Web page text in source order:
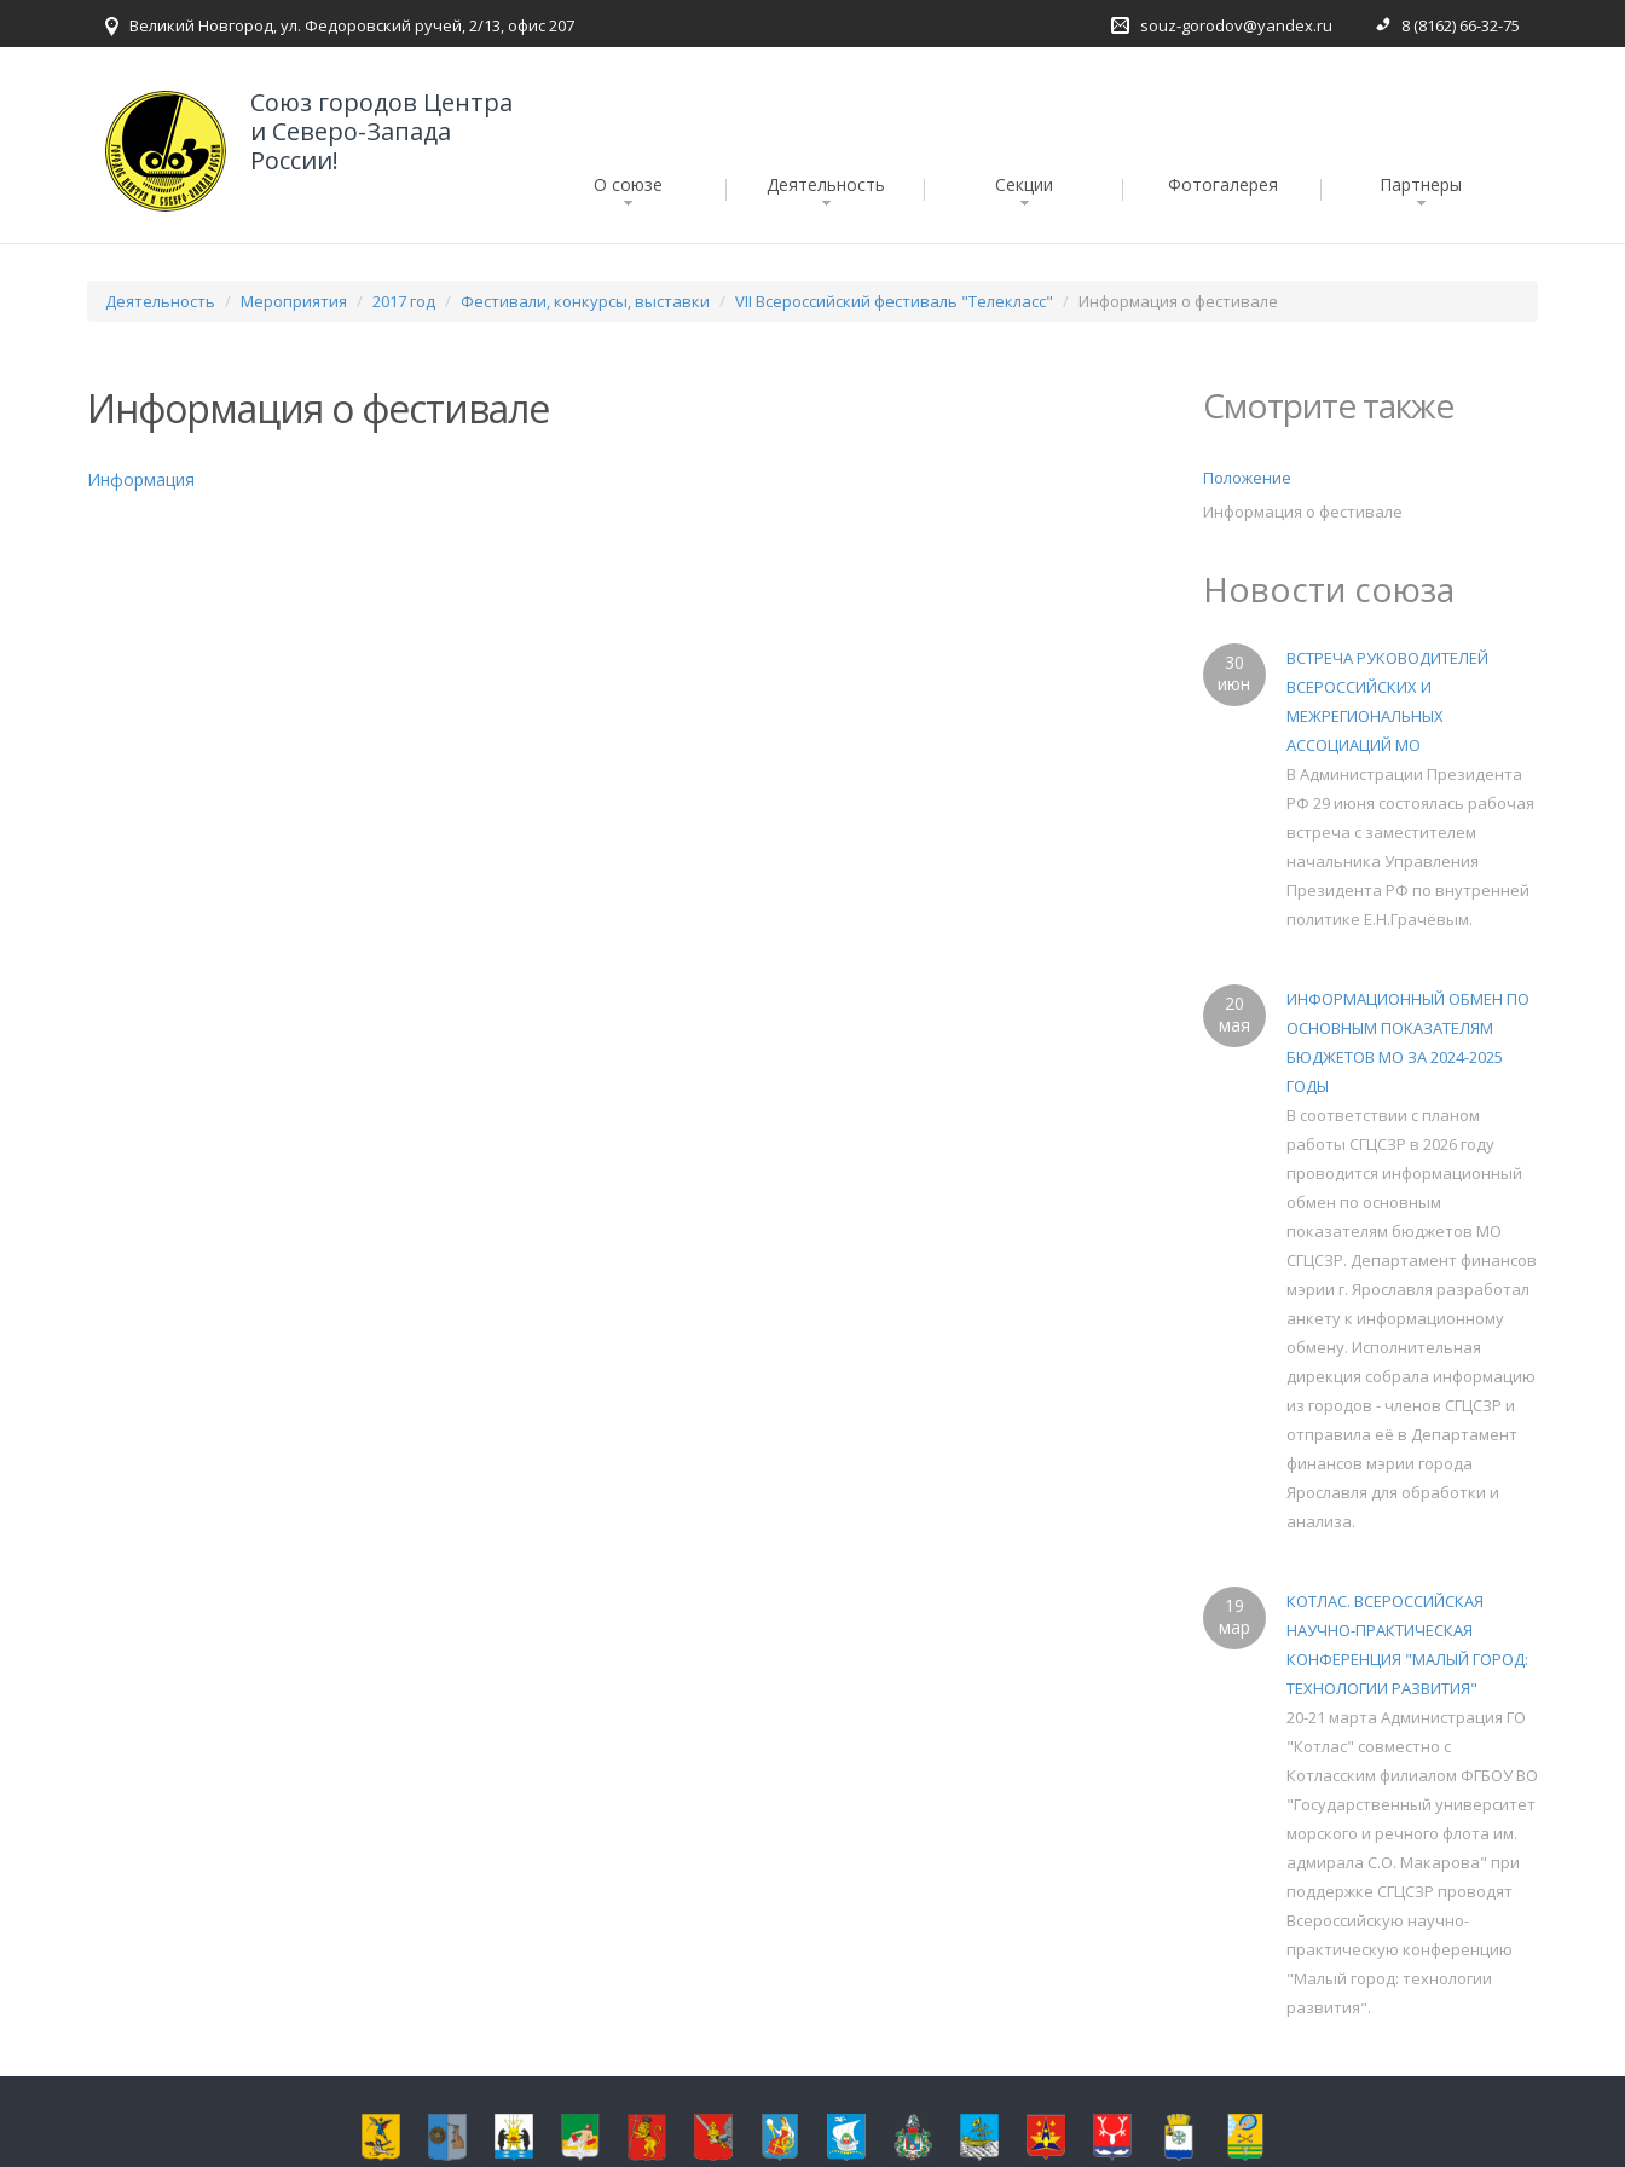
Великий Новгород, ул. Федоровский ручей, 2/13, офис 207 souz-gorodov@yandex.ru 8 (8162) 66-32-75
Союз городов Центра
и Северо-Запада
России!
О союзе Деятельность Секции Фотогалерея Партнеры
Деятельность Мероприятия 2017 год Фестивали, конкурсы, выставки VII Всероссийский фестиваль "Телекласс" Информация о фестивале
Информация о фестивале
Информация
Смотрите также
Положение
Информация о фестивале
Новости союза
30
июн
ВСТРЕЧА РУКОВОДИТЕЛЕЙ
ВСЕРОССИЙСКИХ И
МЕЖРЕГИОНАЛЬНЫХ
АССОЦИАЦИЙ МО
В Администрации Президента
РФ 29 июня состоялась рабочая
встреча с заместителем
начальника Управления
Президента РФ по внутренней
политике Е.Н.Грачёвым.
20
мая
ИНФОРМАЦИОННЫЙ ОБМЕН ПО
ОСНОВНЫМ ПОКАЗАТЕЛЯМ
БЮДЖЕТОВ МО ЗА 2024-2025
ГОДЫ
В соответствии с планом
работы СГЦСЗР в 2026 году
проводится информационный
обмен по основным
показателям бюджетов МО
СГЦСЗР. Департамент финансов
мэрии г. Ярославля разработал
анкету к информационному
обмену. Исполнительная
дирекция собрала информацию
из городов - членов СГЦСЗР и
отправила её в Департамент
финансов мэрии города
Ярославля для обработки и
анализа.
19
мар
КОТЛАС. ВСЕРОССИЙСКАЯ
НАУЧНО-ПРАКТИЧЕСКАЯ
КОНФЕРЕНЦИЯ "МАЛЫЙ ГОРОД:
ТЕХНОЛОГИИ РАЗВИТИЯ"
20-21 марта Администрация ГО
"Котлас" совместно с
Котласским филиалом ФГБОУ ВО
"Государственный университет
морского и речного флота им.
адмирала С.О. Макарова" при
поддержке СГЦСЗР проводят
Всероссийскую научно-
практическую конференцию
"Малый город: технологии
развития".